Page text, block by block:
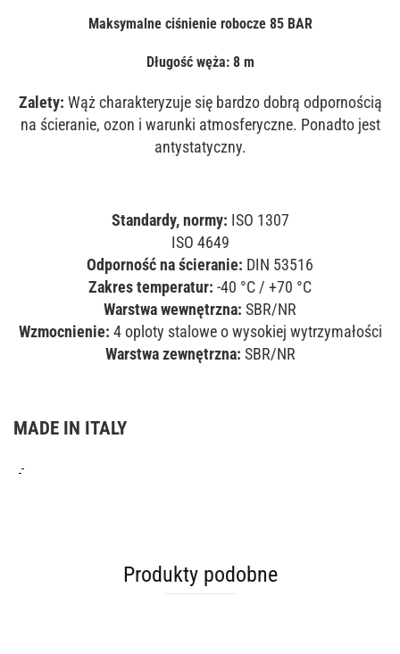
Maksymalne ciśnienie robocze 85 BAR
Długość węża: 8 m
Zalety: Wąż charakteryzuje się bardzo dobrą odpornością
na ścieranie, ozon i warunki atmosferyczne. Ponadto jest
antystatyczny.
Standardy, normy: ISO 1307
ISO 4649
Odporność na ścieranie: DIN 53516
Zakres temperatur: -40 °C / +70 °C
Warstwa wewnętrzna: SBR/NR
Wzmocnienie: 4 oploty stalowe o wysokiej wytrzymałości
Warstwa zewnętrzna: SBR/NR
MADE IN ITALY
Produkty podobne